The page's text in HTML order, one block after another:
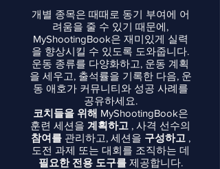
개별 종목은 때때로 동기 부여에 어
려움을 줄 수 있기 때문에,
MyShootingBook은 재미있게 실력
을 향상시킬 수 있도록 도와줍니다.
운동 종류를 다양화하고, 운동 계획
을 세우고, 출석률을 기록한 다음, 운
동 애호가 커뮤니티와 성공 사례를
공유하세요.
코치들을 위해 MyShootingBook은
훈련 세션을 계획하고 , 사격 선수의
참여를관리하고, 세션을 구성하고 ,
도전 과제 또는 대회를 조직하는 데
필요한 전용 도구를제공합니다.